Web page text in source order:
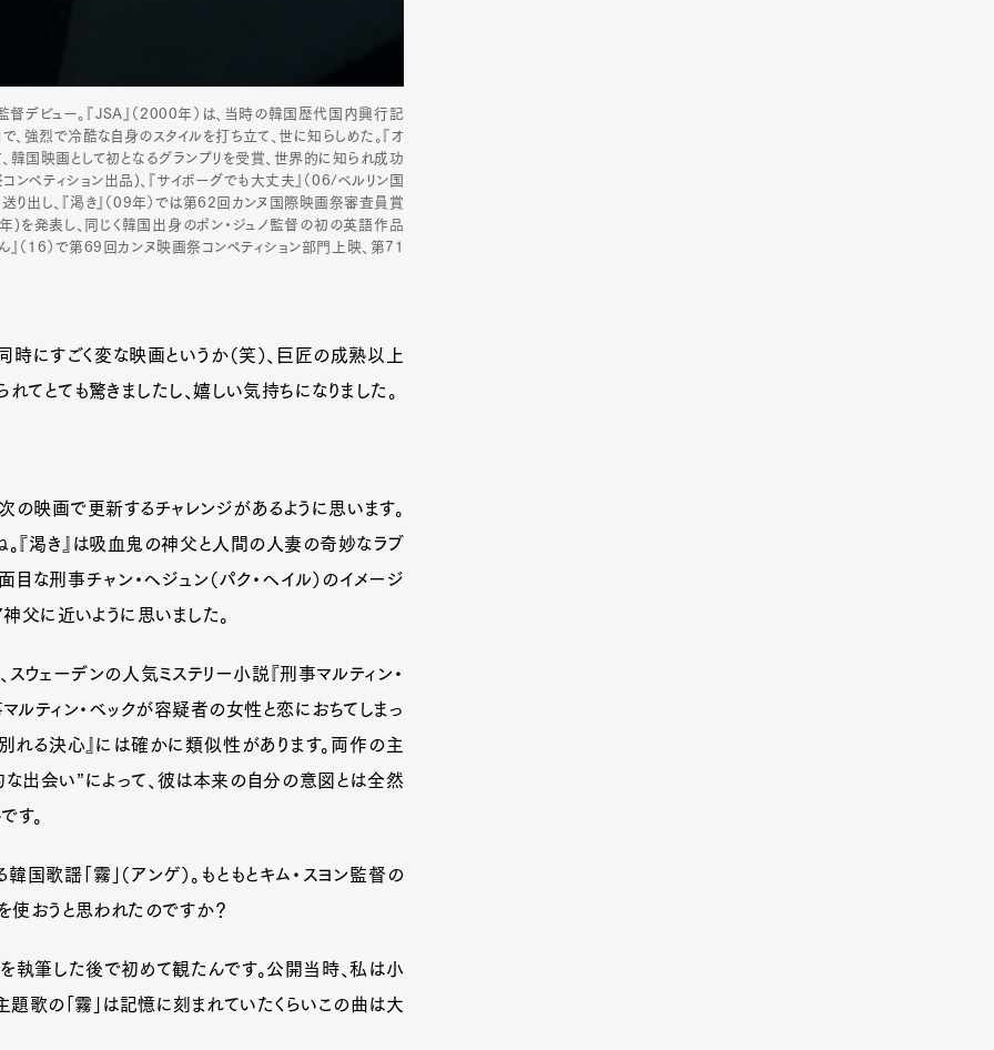
デビュー。『JSA』（2000年）は、当時の韓国歴代国内興行記
強烈で冷酷な自身のスタイルを打ち立て、世に知らしめた。『オ
韓国映画として初となるグランプリを受賞、世界的に知られ成功
ンペティション出品)、『サイボーグでも大丈夫』（06/ベルリン国
り出し、『渇き』（09年）では第62回カンヌ国際映画祭審査員賞
)を発表し、同じく韓国出身のポン・ジュノ監督の初の英語作品
』（16）で第69回カンヌ映画祭コンペティション部門上映、第71
にすごく変な映画というか（笑）、巨匠の成熟以上
てとても驚きましたし、嬉しい気持ちになりました。
映画で更新するチャレンジがあるように思います。
。『渇き』は吸血鬼の神父と人間の人妻の奇妙なラブ
な刑事チャン・ヘジュン（パク・ヘイル）のイメージ
神父に近いように思いました。
ウェーデンの人気ミステリー小説『刑事マルティン・
マルティン・ベックが容疑者の女性と恋におちてしまっ
別れる決心』には確かに類似性があります。両作の主
な出会い”によって、彼は本来の自分の意図とは全然
す。
歌謡「霧」（アンゲ）。もともとキム・スヨン監督の
使おうと思われたのですか？
を執筆した後で初めて観たんです。公開当時、私は小
題歌の「霧」は記憶に刻まれていたくらいこの曲は大